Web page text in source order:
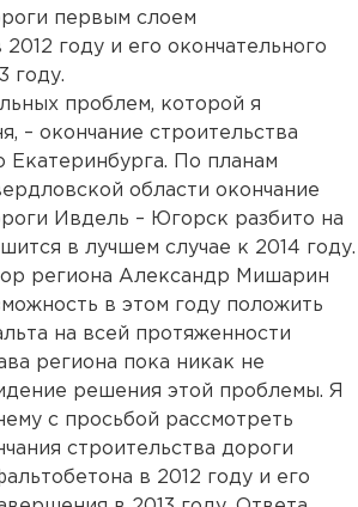
первым слоем
году и его окончательного
году.
проблем, которой я
– окончание строительства
Екатеринбурга. По планам
области окончание
Ивдель – Югорск разбито на
в лучшем случае к 2014 году.
региона Александр Мишарин
в этом году положить
на всей протяженности
региона пока никак не
решения этой проблемы. Я
с просьбой рассмотреть
строительства дороги
в 2012 году и его